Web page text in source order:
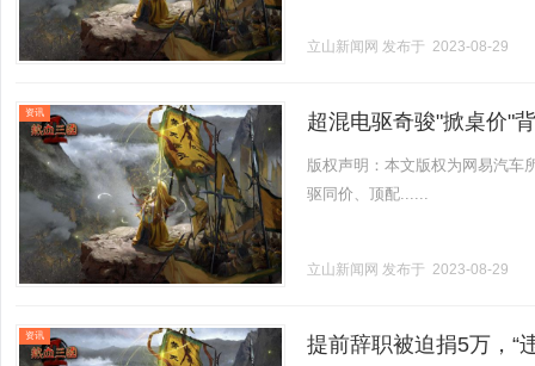
立山新闻网 发布于 2023-08-29
资讯 超混电驱奇骏"掀桌价"
版权声明：本文版权为网易汽车
驱同价、顶配......
立山新闻网 发布于 2023-08-29
资讯 提前辞职被迫捐5万，“